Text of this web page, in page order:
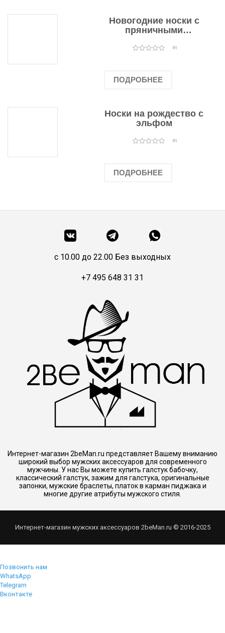
Новогодние носки с
пряничными
(0)
ПОДРОБНЕЕ
Носки на рождество с
эльфом
(0)
ПОДРОБНЕЕ
c 10.00 до 22.00 Без выходных
+7 495 648 31 31
Интернет-магазин 2beMan.ru представляет Вашему вниманию
широкий выбор мужских аксессуаров для современного
мужчины. У нас Вы можете купить галстук бабочку,
классический галстук, зажим для галстука, оригинальные
запонки, мужские браслеты, платок в карман пиджака и
многие другие атрибуты мужского стиля.
Интернет-магазин мужских аксессуаров 2beMan.ru © 2016-2025
Позвонить нам
WhatsApp
Telegram
Вконтакте